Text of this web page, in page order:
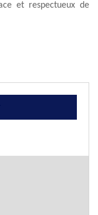
et respectueux de